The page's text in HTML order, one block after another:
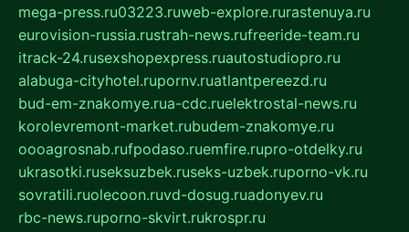
mega-press.ru03223.ruweb-explore.rurastenuya.ru
eurovision-russia.rustrah-news.rufreeride-team.ru
itrack-24.rusexshopexpress.ruautostudiopro.ru
alabuga-cityhotel.rupornv.ruatlantpereezd.ru
bud-em-znakomye.rua-cdc.ruelektrostal-news.ru
korolevremont-market.rubudem-znakomye.ru
oooagrosnab.rufpodaso.ruemfire.rupro-otdelky.ru
ukrasotki.ruseksuzbek.ruseks-uzbek.ruporno-vk.ru
sovratili.ruolecoon.ruvd-dosug.ruadonyev.ru
rbc-news.ruporno-skvirt.rukrospr.ru